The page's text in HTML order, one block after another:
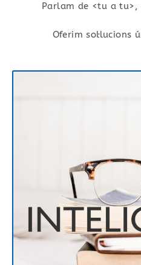
Parlam de <tu a tu>,
Oferim sol·lucions